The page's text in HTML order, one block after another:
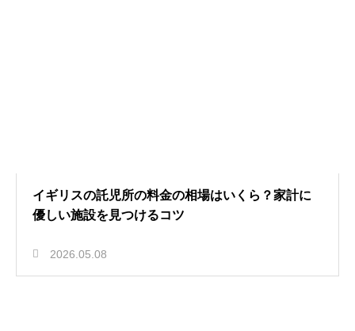
イギリスの託児所の料金の相場はいくら？家計に
優しい施設を見つけるコツ
2026.05.08